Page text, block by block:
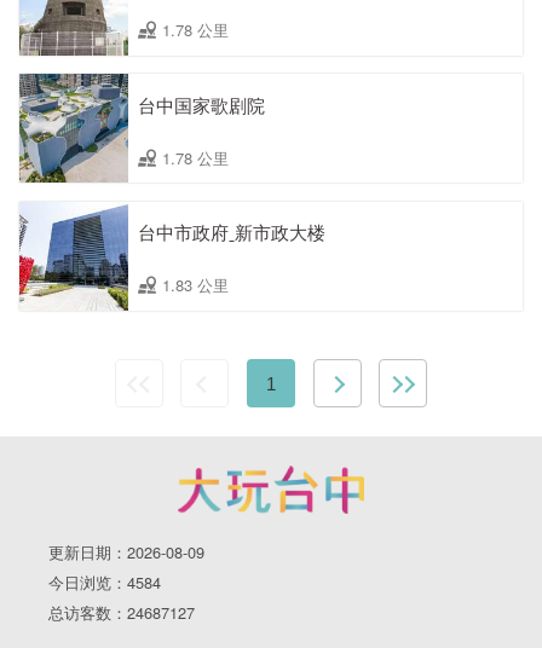
1.78 公里
台中国家歌剧院
1.78 公里
台中市政府ˍ新市政大楼
1.83 公里
1
更新日期：2026-08-09
今日浏览：4584
总访客数：24687127